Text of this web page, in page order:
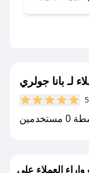
مع
لـ بانا جولري